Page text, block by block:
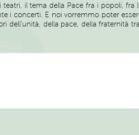
il tema della Pace fra i popoli, fra
i concerti. E noi vorremmo poter
dell’unità, della pace, della fraternità
I